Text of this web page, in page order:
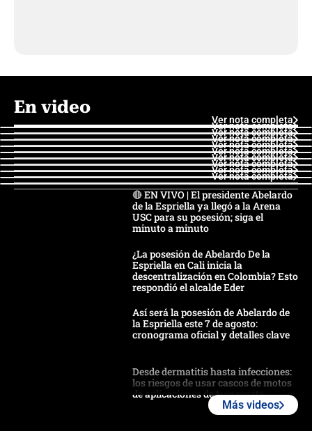
En video
Ver nota completa
Ver nota completa
Ver nota completa
Ver nota completa
Ver nota completa
Ver nota completa
Ver nota completa
Ver nota completa
Ver nota completa
Ver nota completa
🔴 EN VIVO | El presidente Abelardo
de la Espriella ya llegó a la Arena
USC para su posesión; siga el
minuto a minuto
¿La posesión de Abelardo De la
Espriella en Cali inicia la
descentralización en Colombia? Esto
respondió el alcalde Eder
Así será la posesión de Abelardo de
la Espriella este 7 de agosto:
cronograma oficial y detalles clave
Desde dermatitis hasta infecciones:
los riesgos de usar cascos de motos
de aplicaciones de transporte
Más videos